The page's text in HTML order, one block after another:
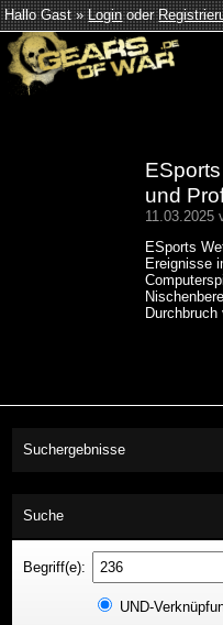
Hallo Gast »Loginoder
und
11.03.2025
ESports
Ereignisse
Suchergebnisse
Suche
Begriff(e):
UND-